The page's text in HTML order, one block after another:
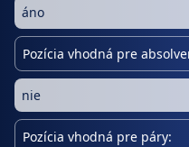
áno
Pozícia vhodná pre
nie
Pozícia vhodná pre páry: